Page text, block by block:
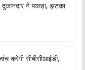
दुकानदार ने पकड़ा, झटका
करेगी सीबीसीआईडी,